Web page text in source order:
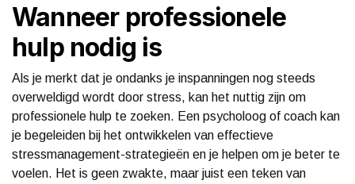
Wanneer professionele
hulp nodig is
Als je merkt dat je ondanks je inspanningen nog steeds
overweldigd wordt door stress, kan het nuttig zijn om
professionele hulp te zoeken. Een psycholoog of coach kan
je begeleiden bij het ontwikkelen van effectieve
stressmanagement-strategieën en je helpen om je beter te
voelen. Het is geen zwakte, maar juist een teken van